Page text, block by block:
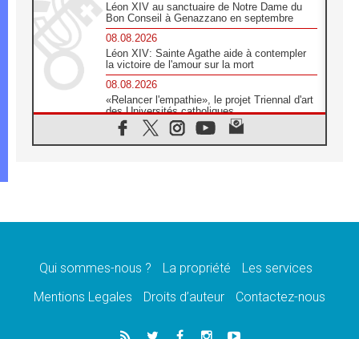
Léon XIV au sanctuaire de Notre Dame du
Bon Conseil à Genazzano en septembre
08.08.2026
Léon XIV: Sainte Agathe aide à contempler
la victoire de l'amour sur la mort
08.08.2026
«Relancer l'empathie», le projet Triennal d'art
des Universités catholiques
08.08.2026
Signis 2026, donner la parole aux religieuses
07.08.2026
07.08.2026
de l'Assomption et mémoire nationale
«La paix commence par l'empathie» estime
Qui sommes-nous ? La propriété
Les services
Mentions Legales
Droits d’auteur Contactez-nous